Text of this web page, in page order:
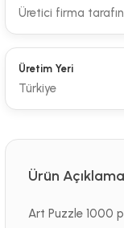
Üretici firma
Üretim Yeri
Türkiye
Ürün
Art Puzzle 1000